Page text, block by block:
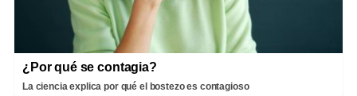
¿Por qué se contagia?
La ciencia explica por qué el bostezo es contagioso